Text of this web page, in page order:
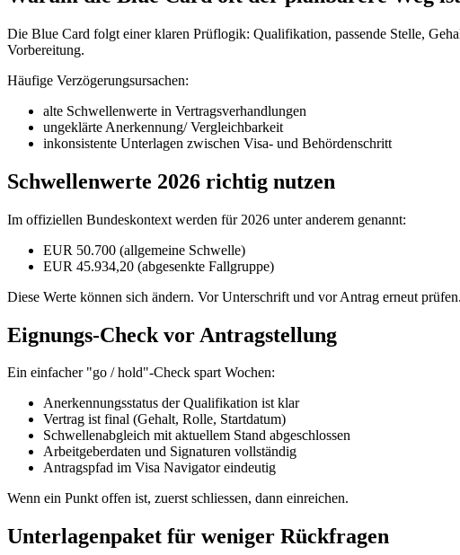
Die Blue Card folgt einer klaren Prüflogik: Qualifikation, passende Stelle,
Vorbereitung.
Häufige Verzögerungsursachen:
alte Schwellenwerte in Vertragsverhandlungen
ungeklärte Anerkennung/ Vergleichbarkeit
inkonsistente Unterlagen zwischen Visa- und Behördenschritt
Schwellenwerte 2026 richtig nutzen
Im offiziellen Bundeskontext werden für 2026 unter anderem genannt:
EUR 50.700 (allgemeine Schwelle)
EUR 45.934,20 (abgesenkte Fallgruppe)
Diese Werte können sich ändern. Vor Unterschrift und vor Antrag erneut prüfen.
Eignungs-Check vor Antragstellung
Ein einfacher "go / hold"-Check spart Wochen:
Anerkennungsstatus der Qualifikation ist klar
Vertrag ist final (Gehalt, Rolle, Startdatum)
Schwellenabgleich mit aktuellem Stand abgeschlossen
Arbeitgeberdaten und Signaturen vollständig
Antragspfad im Visa Navigator eindeutig
Wenn ein Punkt offen ist, zuerst schliessen, dann einreichen.
Unterlagenpaket für weniger Rückfragen